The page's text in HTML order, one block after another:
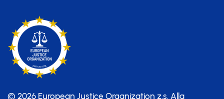
© 2026 European Justice Organization z.s. Alla